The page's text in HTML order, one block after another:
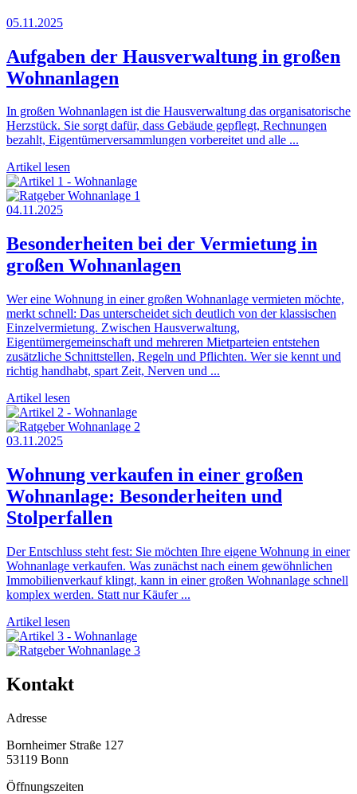
05.11.2025
Aufgaben der Hausverwaltung in großen
Wohnanlagen
In großen Wohnanlagen ist die Hausverwaltung das organisatorische
Herzstück. Sie sorgt dafür, dass Gebäude gepflegt, Rechnungen
bezahlt, Eigentümerversammlungen vorbereitet und alle ...
Artikel lesen
04.11.2025
Besonderheiten bei der Vermietung in
großen Wohnanlagen
Wer eine Wohnung in einer großen Wohnanlage vermieten möchte,
merkt schnell: Das unterscheidet sich deutlich von der klassischen
Einzelvermietung. Zwischen Hausverwaltung,
Eigentümergemeinschaft und mehreren Mietparteien entstehen
zusätzliche Schnittstellen, Regeln und Pflichten. Wer sie kennt und
richtig handhabt, spart Zeit, Nerven und ...
Artikel lesen
03.11.2025
Wohnung verkaufen in einer großen
Wohnanlage: Besonderheiten und
Stolperfallen
Der Entschluss steht fest: Sie möchten Ihre eigene Wohnung in einer
Wohnanlage verkaufen. Was zunächst nach einem gewöhnlichen
Immobilienverkauf klingt, kann in einer großen Wohnanlage schnell
komplex werden. Statt nur Käufer ...
Artikel lesen
Kontakt
Adresse
Bornheimer Straße 127
53119 Bonn
Öffnungszeiten